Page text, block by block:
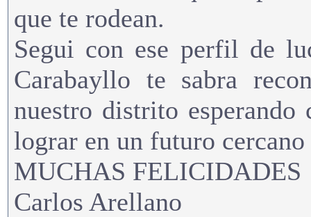
que te rodean.
Segui con ese perfil de
Carabayllo te sabra
nuestro distrito
lograr en un futuro
MUCHAS FELICIDADES
Carlos Arellano